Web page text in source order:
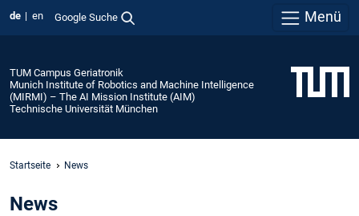
de en Google Suche Menü
TUM Campus Geriatronik
Munich Institute of Robotics and Machine Intelligence
(MIRMI) – The AI Mission Institute (AIM)
Technische Universität München
Startseite News
News